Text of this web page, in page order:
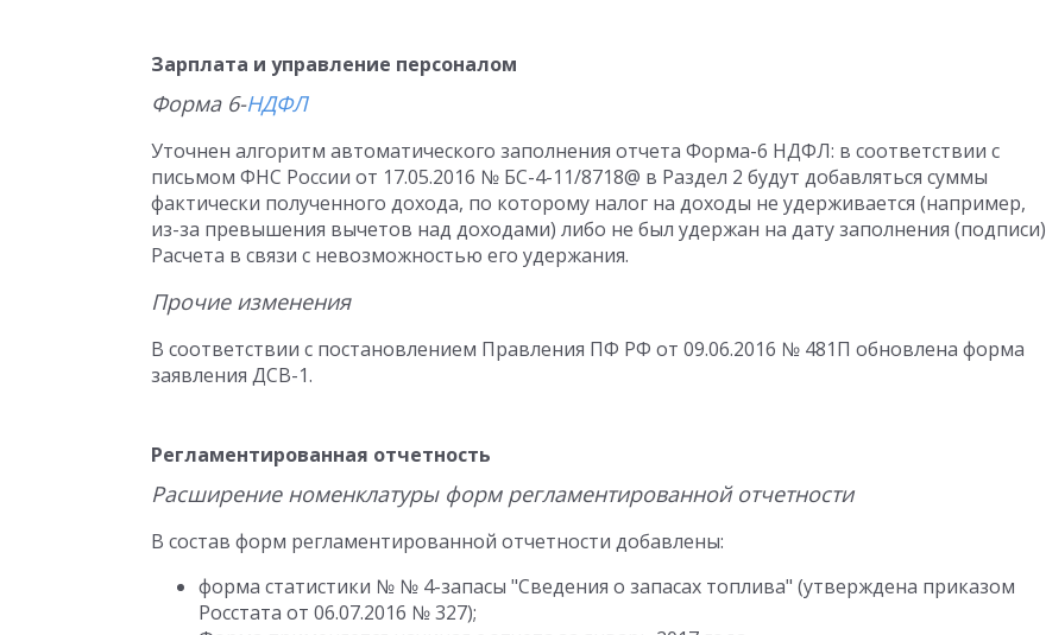
Зарплата и управление персоналом
Форма 6-НДФЛ
Уточнен алгоритм автоматического заполнения отчета Форма-6 НДФЛ: в соответствии с
письмом ФНС России от 17.05.2016 № БС-4-11/8718@ в Раздел 2 будут добавляться суммы
фактически полученного дохода, по которому налог на доходы не удерживается (например,
из-за превышения вычетов над доходами) либо не был удержан на дату заполнения (подписи)
Расчета в связи с невозможностью его удержания.
Прочие изменения
В соответствии с постановлением Правления ПФ РФ от 09.06.2016 № 481П обновлена форма
заявления ДСВ-1.
Регламентированная отчетность
Расширение номенклатуры форм регламентированной отчетности
В состав форм регламентированной отчетности добавлены:
форма статистики № № 4-запасы "Сведения о запасах топлива" (утверждена приказом
Росстата от 06.07.2016 № 327);